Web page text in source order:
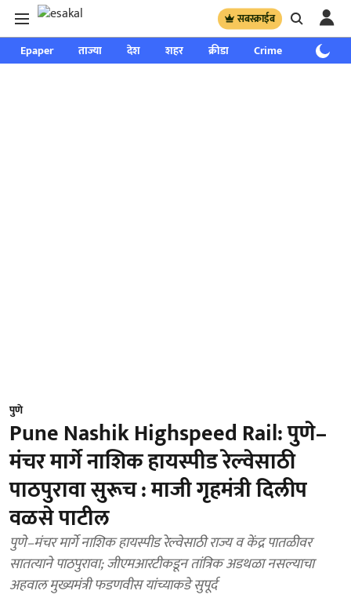
सबस्क्राईब
Epaper ताज्या देश शहर क्रीडा Crime साप्ताहिक
पुणे
Pune Nashik Highspeed Rail: पुणे–
मंचर मार्गे नाशिक हायस्पीड रेल्वेसाठी
पाठपुरावा सुरूच : माजी गृहमंत्री दिलीप
वळसे पाटील
पुणे–मंचर मार्गे नाशिक हायस्पीड रेल्वेसाठी राज्य व केंद्र पातळीवर
सातत्याने पाठपुरावा; जीएमआरटीकडून तांत्रिक अडथळा नसल्याचा
अहवाल मुख्यमंत्री फडणवीस यांच्याकडे सुपूर्द